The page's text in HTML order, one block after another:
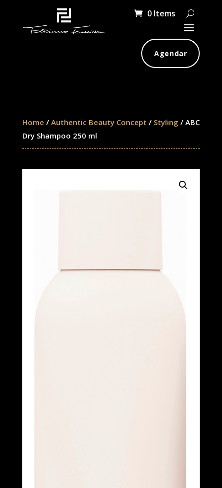
0 Items
Agendar
Home / Authentic Beauty Concept / Styling / ABC
Dry Shampoo 250 ml